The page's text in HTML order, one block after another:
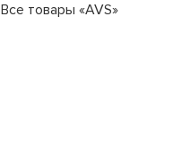
Все товары «AVS»